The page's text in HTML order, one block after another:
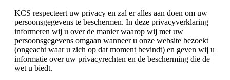
KCS respecteert uw privacy en zal er alles aan doen om uw
persoonsgegevens te beschermen. In deze privacyverklaring
informeren wij u over de manier waarop wij met uw
persoonsgegevens omgaan wanneer u onze website bezoekt
(ongeacht waar u zich op dat moment bevindt) en geven wij u
informatie over uw privacyrechten en de bescherming die de
wet u biedt.